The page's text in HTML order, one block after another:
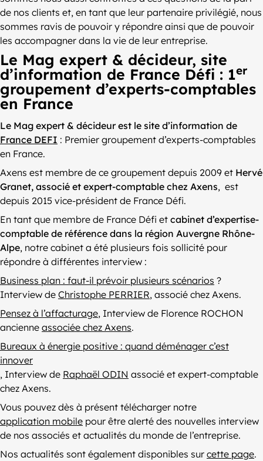
de nos clients et, en tant que leur partenaire privilégié, nous
sommes ravis de pouvoir y répondre ainsi que de pouvoir
les accompagner dans la vie de leur entreprise.
Le Mag expert & décideur, site
d’information de France Défi : 1er
groupement d’experts-comptables
en France
Le Mag expert & décideur est le site d’information de
France DEFI : Premier groupement d’experts-comptables
en France.
Axens est membre de ce groupement depuis 2009 et Hervé
Granet, associé et expert-comptable chez Axens, est
depuis 2015 vice-président de France Défi.
En tant que membre de France Défi et cabinet d’expertise-
comptable de référence dans la région Auvergne Rhône-
Alpe, notre cabinet a été plusieurs fois sollicité pour
répondre à différentes interview :
Business plan : faut-il prévoir plusieurs scénarios ?
Interview de Christophe PERRIER, associé chez Axens.
Pensez à l’affacturage, Interview de Florence ROCHON
ancienne associée chez Axens.
Bureaux à énergie positive : quand déménager c’est
innover
, Interview de Raphaël ODIN associé et expert-comptable
chez Axens.
Vous pouvez dès à présent télécharger notre
application mobile pour être alerté des nouvelles interview
de nos associés et actualités du monde de l’entreprise.
Nos actualités sont également disponibles sur cette page.